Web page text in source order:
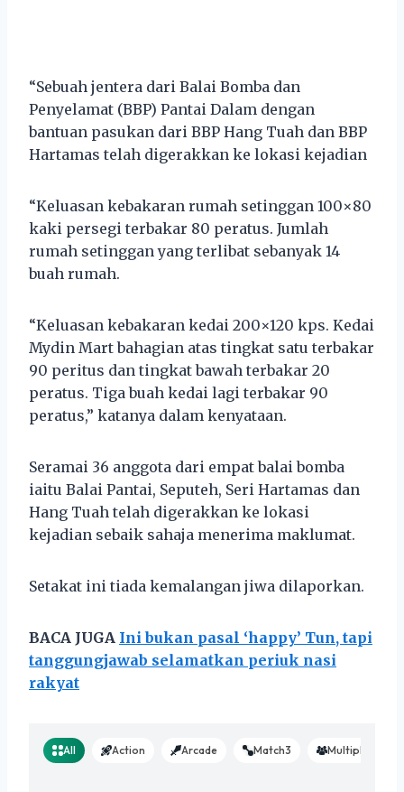
“Sebuah jentera dari Balai Bomba dan
Penyelamat (BBP) Pantai Dalam dengan
bantuan pasukan dari BBP Hang Tuah dan BBP
Hartamas telah digerakkan ke lokasi kejadian
“Keluasan kebakaran rumah setinggan 100×80
kaki persegi terbakar 80 peratus. Jumlah
rumah setinggan yang terlibat sebanyak 14
buah rumah.
“Keluasan kebakaran kedai 200×120 kps. Kedai
Mydin Mart bahagian atas tingkat satu terbakar
90 peritus dan tingkat bawah terbakar 20
peratus. Tiga buah kedai lagi terbakar 90
peratus,” katanya dalam kenyataan.
Seramai 36 anggota dari empat balai bomba
iaitu Balai Pantai, Seputeh, Seri Hartamas dan
Hang Tuah telah digerakkan ke lokasi
kejadian sebaik sahaja menerima maklumat.
Setakat ini tiada kemalangan jiwa dilaporkan.
BACA JUGA Ini bukan pasal ‘happy’ Tun, tapi
tanggungjawab selamatkan periuk nasi
rakyat